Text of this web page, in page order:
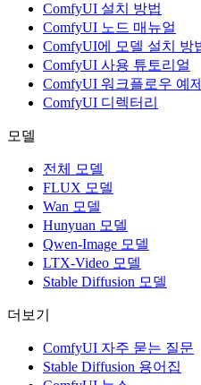
ComfyUI 설치 방법
ComfyUI 노드 매뉴얼
ComfyUI에 모델 설치 방
ComfyUI 사용 튜토리얼
ComfyUI 워크플로우 예제
ComfyUI 디렉터리
모델
전체 모델
FLUX 모델
Wan 모델
Hunyuan 모델
Qwen-Image 모델
LTX-Video 모델
Stable Diffusion 모델
더보기
ComfyUI 자주 묻는 질문
Stable Diffusion 용어집